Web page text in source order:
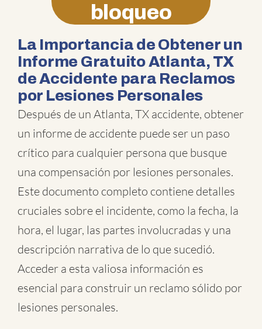
bloqueo
La Importancia de Obtener un
Informe Gratuito Atlanta, TX
de Accidente para Reclamos
por Lesiones Personales
Después de un Atlanta, TX accidente, obtener
un informe de accidente puede ser un paso
crítico para cualquier persona que busque
una compensación por lesiones personales.
Este documento completo contiene detalles
cruciales sobre el incidente, como la fecha, la
hora, el lugar, las partes involucradas y una
descripción narrativa de lo que sucedió.
Acceder a esta valiosa información es
esencial para construir un reclamo sólido por
lesiones personales.